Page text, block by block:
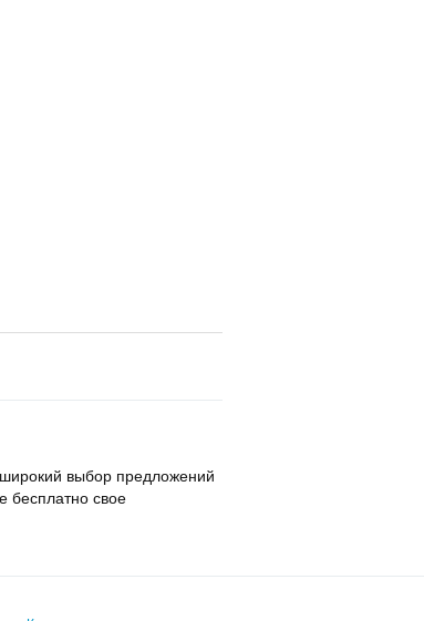
выбор предложений
бесплатно свое